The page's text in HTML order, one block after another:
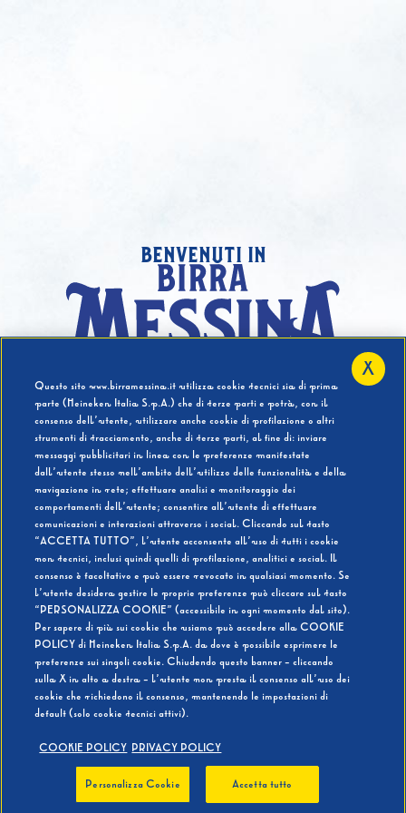
benvenuti in
Hai compiuto 18 Anni?
SI NO
BEVI RESPONSABILMENTE
Questo sito www.birramessina.it utilizza cookie tecnici sia di prima
parte (Heineken Italia S.p.A.) che di terze parti e potrà, con il
consenso dell’utente, utilizzare anche cookie di profilazione o altri
strumenti di tracciamento, anche di terze parti, al fine di: inviare
messaggi pubblicitari in linea con le preferenze manifestate
dall’utente stesso nell’ambito dell’utilizzo delle funzionalità e della
navigazione in rete; effettuare analisi e monitoraggio dei
comportamenti dell’utente; consentire all’utente di effettuare
comunicazioni e interazioni attraverso i social. Cliccando sul tasto
“ACCETTA TUTTO”, l’utente acconsente all’uso di tutti i cookie
non tecnici, inclusi quindi quelli di profilazione, analitici e social. Il
consenso è facoltativo e può essere revocato in qualsiasi momento. Se
l’utente desidera gestire le proprie preferenze può cliccare sul tasto
“PERSONALIZZA COOKIE” (accessibile in ogni momento dal sito).
Per sapere di più sui cookie che usiamo può accedere alla COOKIE
POLICY di Heineken Italia S.p.A. da dove è possibile esprimere le
preferenze sui singoli cookie. Chiudendo questo banner - cliccando
sulla X in alto a destra - l’utente non presta il consenso all’uso dei
cookie che richiedono il consenso, mantenendo le impostazioni di
default (solo cookie tecnici attivi).
COOKIE POLICY PRIVACY POLICY
Personalizza Cookie Accetta tutto
X